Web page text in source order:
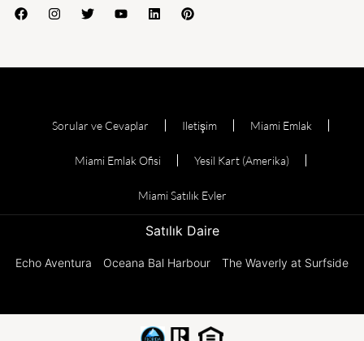
Sorular ve Cevaplar Iletişim Miami Emlak
Miami Emlak Ofisi Yesil Kart (Amerika)
Miami Satılık Evler
Satılık Daire
Echo Aventura Oceana Bal Harbour The Waverly at Surfside